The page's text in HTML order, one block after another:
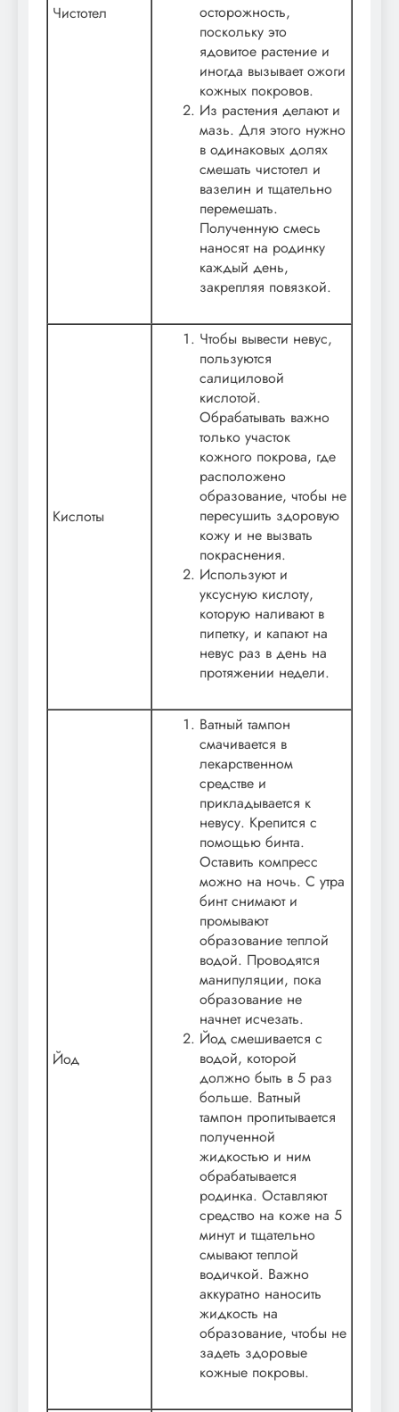
Чистотел
осторожность,
поскольку это
ядовитое растение и
иногда вызывает ожоги
кожных покровов.
Из растения делают и
мазь. Для этого нужно
в одинаковых долях
смешать чистотел и
вазелин и тщательно
перемешать.
Полученную смесь
наносят на родинку
каждый день,
закрепляя повязкой.
Кислоты
Чтобы вывести невус,
пользуются
салициловой
кислотой.
Обрабатывать важно
только участок
кожного покрова, где
расположено
образование, чтобы не
пересушить здоровую
кожу и не вызвать
покраснения.
Используют и
уксусную кислоту,
которую наливают в
пипетку, и капают на
невус раз в день на
протяжении недели.
Йод
Ватный тампон
смачивается в
лекарственном
средстве и
прикладывается к
невусу. Крепится с
помощью бинта.
Оставить компресс
можно на ночь. С утра
бинт снимают и
промывают
образование теплой
водой. Проводятся
манипуляции, пока
образование не
начнет исчезать.
Йод смешивается с
водой, которой
должно быть в 5 раз
больше. Ватный
тампон пропитывается
полученной
жидкостью и ним
обрабатывается
родинка. Оставляют
средство на коже на 5
минут и тщательно
смывают теплой
водичкой. Важно
аккуратно наносить
жидкость на
образование, чтобы не
задеть здоровые
кожные покровы.